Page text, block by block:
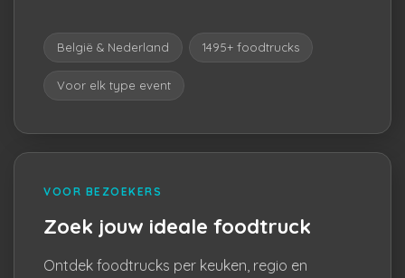
België & Nederland 1495+ foodtrucks
Voor elk type event
VOOR BEZOEKERS
Zoek jouw ideale foodtruck
Ontdek foodtrucks per keuken, regio en